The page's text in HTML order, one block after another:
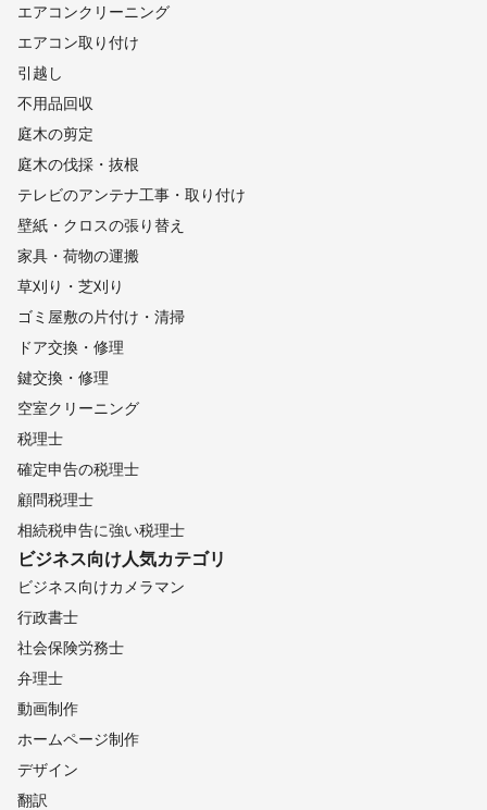
エアコンクリーニング
エアコン取り付け
引越し
不用品回収
庭木の剪定
庭木の伐採・抜根
テレビのアンテナ工事・取り付け
壁紙・クロスの張り替え
家具・荷物の運搬
草刈り・芝刈り
ゴミ屋敷の片付け・清掃
ドア交換・修理
鍵交換・修理
空室クリーニング
税理士
確定申告の税理士
顧問税理士
相続税申告に強い税理士
ビジネス向け人気カテゴリ
ビジネス向けカメラマン
行政書士
社会保険労務士
弁理士
動画制作
ホームページ制作
デザイン
翻訳